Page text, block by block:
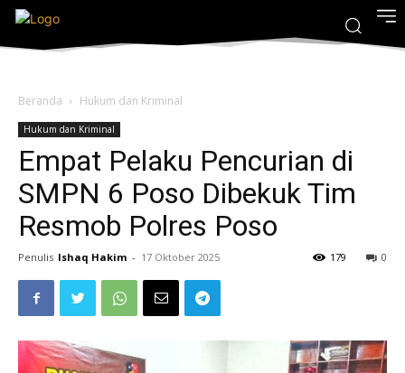
Beranda Hukum dan Kriminal
Hukum dan Kriminal
Empat Pelaku Pencurian di
SMPN 6 Poso Dibekuk Tim
Resmob Polres Poso
Penulis Ishaq Hakim - 17 Oktober 2025 0
179